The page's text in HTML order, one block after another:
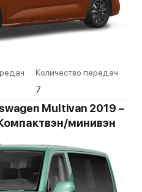
Количество передач
7
Multivan 2019 –
минивэн